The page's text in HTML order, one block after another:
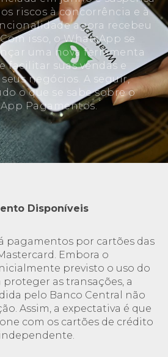
riscos à concorrência e à
agora recebeu
isso, o WhatsApp se
uma nova ferramenta
facilitar suas vendas e
negócios. A seguir,
o que se sabe sobre o
Pagamentos.
Disponíveis
pagamentos por cartões das
Embora o
previsto o uso do
proteger as transações, a
pelo Banco Central não
Assim, a expectativa é que
com os cartões de crédito